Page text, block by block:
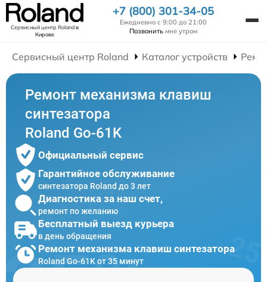
Сервисный центр Rolandв
Кирове
+7 (800) 301-34-05
Ежедневно с 9:00 до 21:00
Позвонить мне утром
Сервисный центр Roland Каталог устройств
Ремонт механизма клавиш
синтезатора
Roland Go-61K
Официальный сервис
Гарантийное обслуживание
синтезатора Roland до 3 лет
Диагностика за наш счет,
ремонт по желанию
Бесплатный выезд курьера
в день обращения
Ремонт механизма клавиш синтезатора
Roland Go-61K от 35 минут